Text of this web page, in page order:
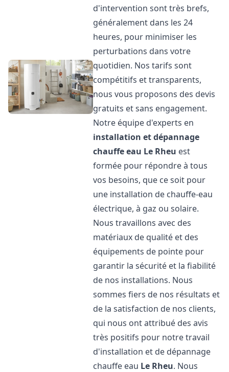
d'intervention sont très brefs,
généralement dans les 24
heures, pour minimiser les
perturbations dans votre
quotidien. Nos tarifs sont
compétitifs et transparents,
nous vous proposons des devis
gratuits et sans engagement.
Notre équipe d'experts en
installation et dépannage
chauffe eau Le Rheu est
formée pour répondre à tous
vos besoins, que ce soit pour
une installation de chauffe-eau
électrique, à gaz ou solaire.
Nous travaillons avec des
matériaux de qualité et des
équipements de pointe pour
garantir la sécurité et la fiabilité
de nos installations. Nous
sommes fiers de nos résultats et
de la satisfaction de nos clients,
qui nous ont attribué des avis
très positifs pour notre travail
d'installation et de dépannage
chauffe eau Le Rheu. Nous